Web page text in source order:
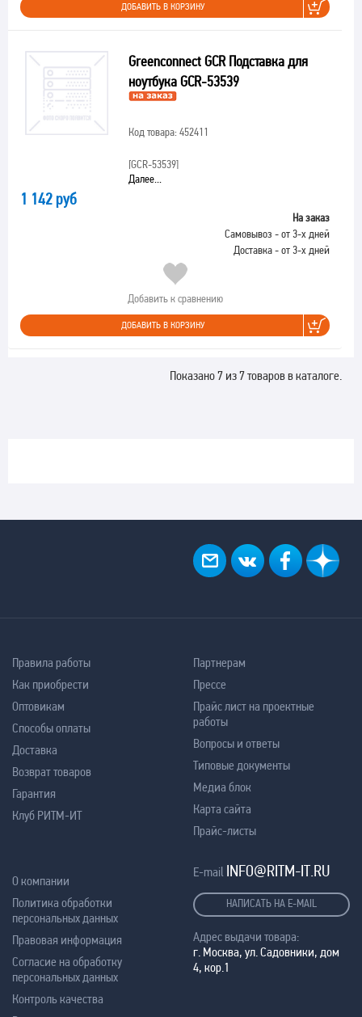
ДОБАВИТЬ В КОРЗИНУ
Greenconnect GCR Подставка для
ноутбука GCR-53539
Код товара: 452411
[GCR-53539]
Далее...
1 142 руб
На заказ
Самовывоз - от 3-х дней
Доставка - от 3-х дней
Добавить к сравнению
ДОБАВИТЬ В КОРЗИНУ
Показано 7 из 7 товаров в каталоге.
Правила работы
Как приобрести
Оптовикам
Способы оплаты
Доставка
Возврат товаров
Гарантия
Клуб РИТМ-ИТ
Партнерам
Прессе
Прайс лист на проектные
работы
Вопросы и ответы
Типовые документы
Медиа блок
Карта сайта
Прайс-листы
О компании
Политика обработки
персональных данных
Правовая информация
Согласие на обработку
персональных данных
Контроль качества
E-mail INFO@RITM-IT.RU
НАПИСАТЬ НА E-MAIL
Адрес выдачи товара:
г. Москва, ул. Садовники, дом
4, кор.1